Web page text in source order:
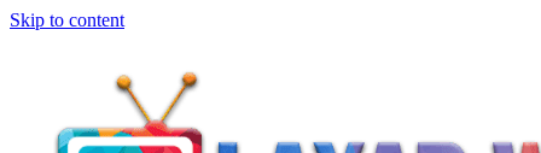
Skip to content